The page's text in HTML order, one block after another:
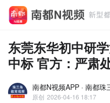
东莞东华初中研
中标 官方：严肃
南都N视频APP · 南都珠
原创 2026-04-16 18:17